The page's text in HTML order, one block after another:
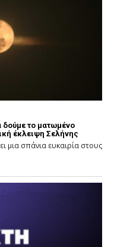
δούμε το ματωμένο
έκλειψη Σελήνης
μια σπάνια ευκαιρία στους